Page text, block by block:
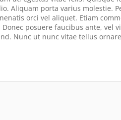
Aliquam porta varius molestie.
orci vel aliquet. Etiam
posuere faucibus ante, vel
Nunc ut nunc vitae tellus